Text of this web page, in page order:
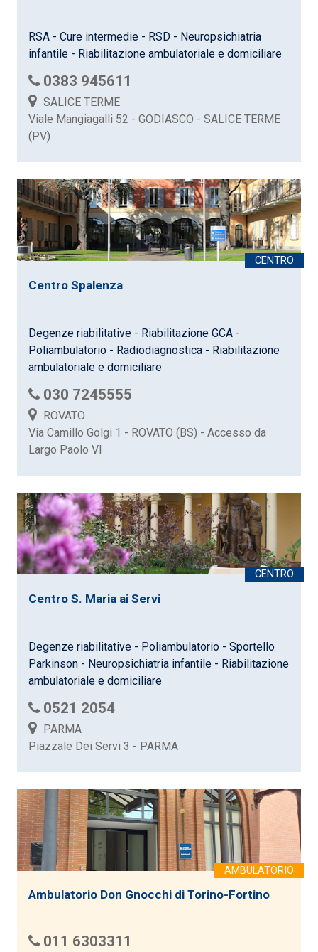
RSA - Cure intermedie - RSD - Neuropsichiatria
infantile - Riabilitazione ambulatoriale e domiciliare
0383 945611
SALICE TERME
Viale Mangiagalli 52 - GODIASCO - SALICE TERME
(PV)
Centro Spalenza
Degenze riabilitative - Riabilitazione GCA -
Poliambulatorio - Radiodiagnostica - Riabilitazione
ambulatoriale e domiciliare
030 7245555
ROVATO
Via Camillo Golgi 1 - ROVATO (BS) - Accesso da
Largo Paolo VI
Centro S. Maria ai Servi
Degenze riabilitative - Poliambulatorio - Sportello
Parkinson - Neuropsichiatria infantile - Riabilitazione
ambulatoriale e domiciliare
0521 2054
PARMA
Piazzale Dei Servi 3 - PARMA
Ambulatorio Don Gnocchi di Torino-Fortino
011 6303311